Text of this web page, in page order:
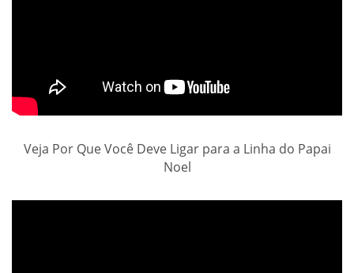
Veja Por Que Você Deve Ligar para a Linha do Papai
Noel